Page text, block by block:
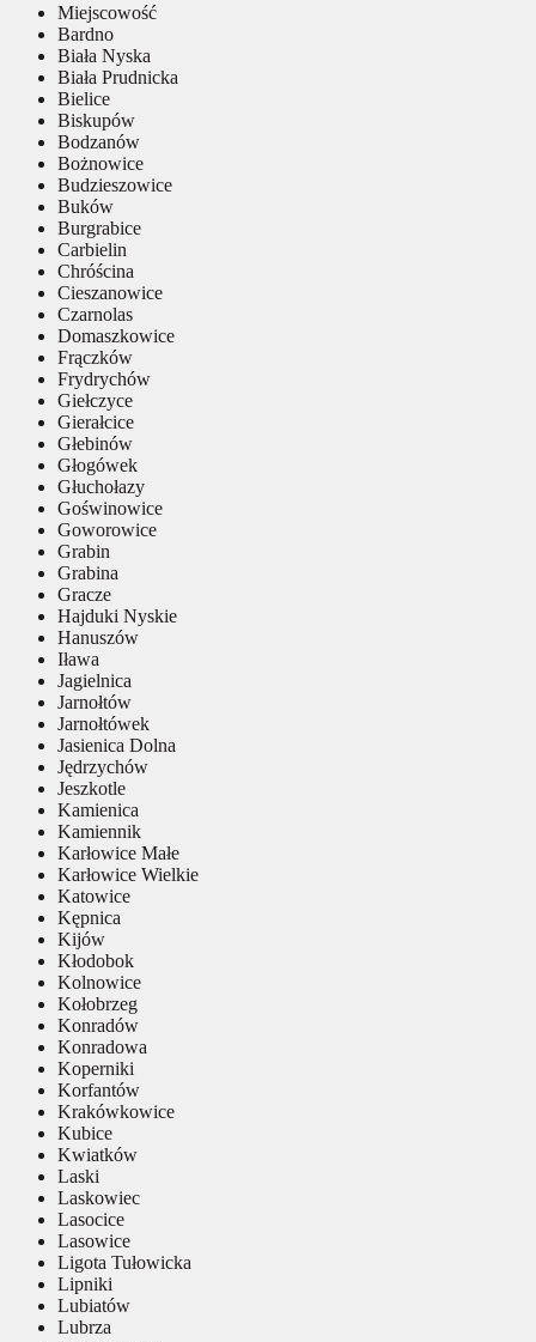
Miejscowość
Bardno
Biała Nyska
Biała Prudnicka
Bielice
Biskupów
Bodzanów
Bożnowice
Budzieszowice
Buków
Burgrabice
Carbielin
Chróścina
Cieszanowice
Czarnolas
Domaszkowice
Frączków
Frydrychów
Giełczyce
Gierałcice
Głebinów
Głogówek
Głuchołazy
Goświnowice
Goworowice
Grabin
Grabina
Gracze
Hajduki Nyskie
Hanuszów
Iława
Jagielnica
Jarnołtów
Jarnołtówek
Jasienica Dolna
Jędrzychów
Jeszkotle
Kamienica
Kamiennik
Karłowice Małe
Karłowice Wielkie
Katowice
Kępnica
Kijów
Kłodobok
Kolnowice
Kołobrzeg
Konradów
Konradowa
Koperniki
Korfantów
Krakówkowice
Kubice
Kwiatków
Laski
Laskowiec
Lasocice
Lasowice
Ligota Tułowicka
Lipniki
Lubiatów
Lubrza